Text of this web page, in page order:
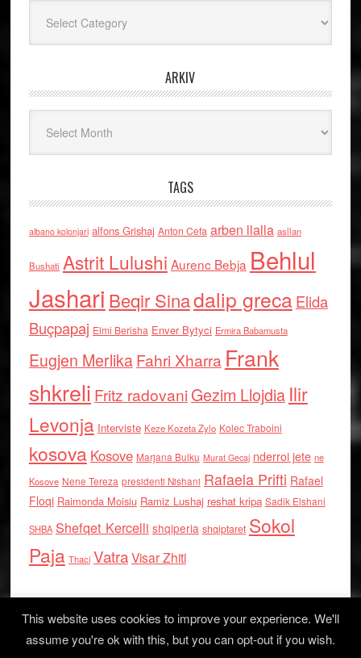
ARKIV
TAGS
albano kolonjari alfons Grishaj Anton Cefa arben llalla asllan
Bushati Astrit Lulushi Aurenc Bebja Behlul
Jashari Beqir Sinadalip grecaElida
Buçpapaj Elmi Berisha Enver Bytyci Ermira Babamusta
Eugjen MerlikaFahri Xharra Frank
shkreli Fritz radovaniGezim Llojdia Ilir
Levonja Interviste Keze Kozeta Zylo Kolec Traboini
kosova Kosove Marjana Bulku Murat Gecaj nderroi jete ne
Kosove Nene Tereza presidenti Nishani Rafaela Prifti Rafael
Floqi Raimonda Moisiu Ramiz Lushaj reshat kripa Sadik Elshani
SHBA Shefqet Kercelli shqiperia shqiptaret Sokol
Paja Thaci VatraVisar Zhiti
This website uses cookies to improve your experience. We'll
assume you're ok with this, but you can opt-out if you wish.